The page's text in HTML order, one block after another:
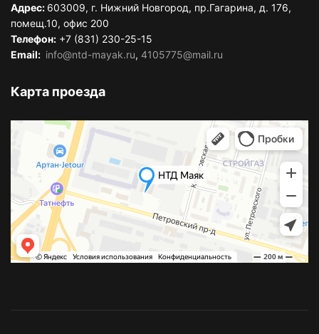
Адрес: 603009, г. Нижний Новгород, пр.Гагарина, д. 176,
помещ.10, офис 200
Телефон: +7 (831) 230-25-15
Email: info@ntd-mayak.ru, 4105775@mail.ru
Карта проезда